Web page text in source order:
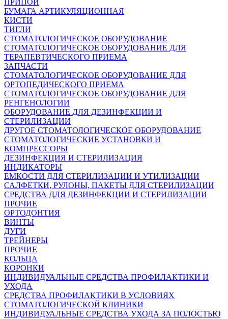
ПРИПОЙ
БУМАГА АРТИКУЛЯЦИОННАЯ
КИСТИ
ТИГЛИ
СТОМАТОЛОГИЧЕСКОЕ ОБОРУДОВАНИЕ
СТОМАТОЛОГИЧЕСКОЕ ОБОРУДОВАНИЕ ДЛЯ
ТЕРАПЕВТИЧЕСКОГО ПРИЕМА
ЗАПЧАСТИ
СТОМАТОЛОГИЧЕСКОЕ ОБОРУДОВАНИЕ ДЛЯ
ОРТОПЕДИЧЕСКОГО ПРИЕМА
СТОМАТОЛОГИЧЕСКОЕ ОБОРУДОВАНИЕ ДЛЯ
РЕНГЕНОЛОГИИ
ОБОРУДОВАНИЕ ДЛЯ ДЕЗИНФЕКЦИИ И
СТЕРИЛИЗАЦИИ
ДРУГОЕ СТОМАТОЛОГИЧЕСКОЕ ОБОРУДОВАНИЕ
СТОМАТОЛОГИЧЕСКИЕ УСТАНОВКИ И
КОМПРЕССОРЫ
ДЕЗИНФЕКЦИЯ И СТЕРИЛИЗАЦИЯ
ИНДИКАТОРЫ
ЕМКОСТИ ДЛЯ СТЕРИЛИЗАЦИИ И УТИЛИЗАЦИИ
САЛФЕТКИ, РУЛОНЫ, ПАКЕТЫ ДЛЯ СТЕРИЛИЗАЦИИ
СРЕДСТВА ДЛЯ ДЕЗИНФЕКЦИИ И СТЕРИЛИЗАЦИИ
ПРОЧИЕ
ОРТОДОНТИЯ
ВИНТЫ
ДУГИ
ТРЕЙНЕРЫ
ПРОЧИЕ
КОЛЬЦА
КОРОНКИ
ИНДИВИДУАЛЬНЫЕ СРЕДСТВА ПРОФИЛАКТИКИ И
УХОДА
СРЕДСТВА ПРОФИЛАКТИКИ В УСЛОВИЯХ
СТОМАТОЛОГИЧЕСКОЙ КЛИНИКИ
ИНДИВИДУАЛЬНЫЕ СРЕДСТВА УХОДА ЗА ПОЛОСТЬЮ